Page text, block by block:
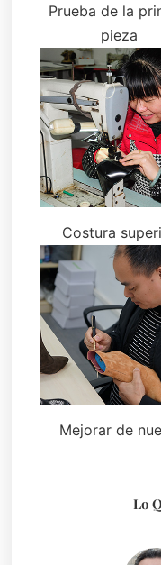
Prueba de la
pieza
Costura
Mejorar de
Lo